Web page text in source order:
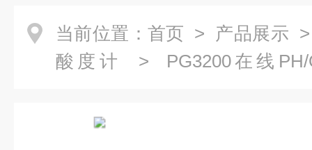
当前位置： 首页 > 产品展示
酸度计
> PG3200在线PH/